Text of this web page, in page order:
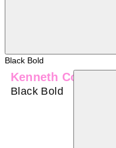
Black Bold
Kenneth Cole
Black Bold